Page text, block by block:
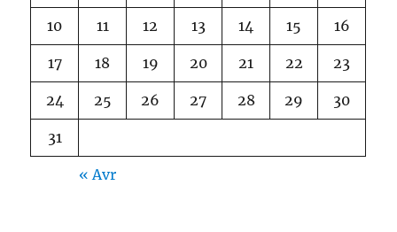
10 11 12 13 14 15 16
17 18 19 20 21 22 23
24 25 26 27 28 29 30
31
« Avr